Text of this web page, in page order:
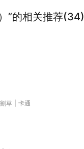
”的相关推荐(34)
草
卡通